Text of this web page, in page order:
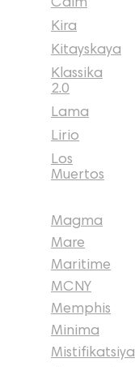
Calm
Kira
Kitayskaya
Klassika
2.0
Lama
Lirio
Los
Muertos
Magma
Mare
Maritime
MCNY
Memphis
Minima
Mistifikatsiya